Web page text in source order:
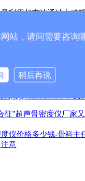
利用超声波通过水或
和桡骨。
（微信同号）
容及图片来源于网络,
,QQ: 325925638 ，我
征”超声骨密度仪厂家
仪价格多少钱-骨科主
意
站，请问需要咨询
稍后再说